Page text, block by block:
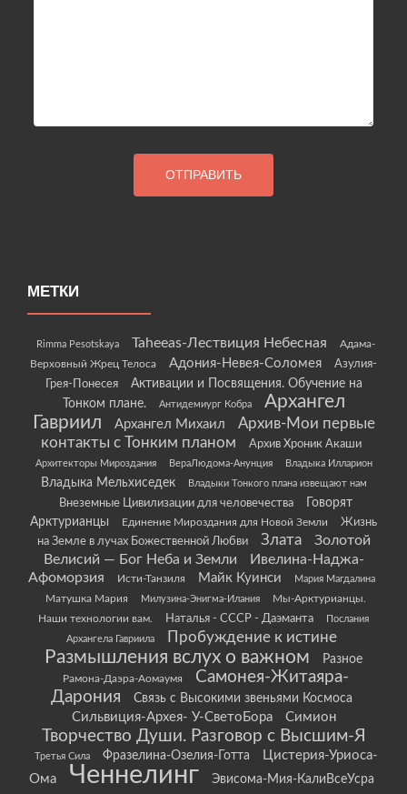
МЕТКИ
Rimma Pesotskaya Taheeas-Лествиция Небесная
Адама-
Верховный Жрец Телоса
Адония-Невея-Соломея
Азулия-
Грея-Понесея
Активации и Посвящения. Обучение на
Тонком плане.
Антидемиург Кобра
Архангел
Гавриил
Архангел Михаил
Архив-Мои первые
контакты с Тонким планом
Архив Хроник Акаши
Архитекторы Мироздания ВераЛюдома-Анунция Владыка Илларион
Владыка Мельхиседек Владыки Тонкого плана извещают нам
Внеземные Цивилизации для человечества
Говорят
Арктурианцы
Единение Мироздания для Новой Земли
Жизнь
на Земле в лучах Божественной Любви
Злата
Золотой
Велисий — Бог Неба и Земли
Ивелина-Наджа-
Афоморзия
Исти-Танзиля Майк Куинси Мария Магдалина
Матушка Мария Милузина-Энигма-Илания
Мы-Арктурианцы.
Наши технологии вам.
Наталья - СССР - Даэманта
Послания
Архангела Гавриила
Пробуждение к истине
Размышления вслух о важном Разное
Рамона-Даэра-Аомаумя
Самонея-Житаяра-
Дарония
Связь с Высокими звеньями Космоса
Сильвиция-Архея- У-СветоБора Симион
Творчество Души. Разговор с Высшим-Я
Третья Сила Фразелина-Озелия-Готта
Цистерия-Уриоса-
Ома
Ченнелинг Эвисома-Мия-КалиВсеУсра